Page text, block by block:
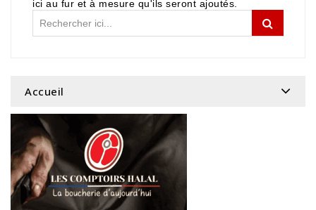
ici au fur et à mesure qu'ils seront ajoutés.
Accueil